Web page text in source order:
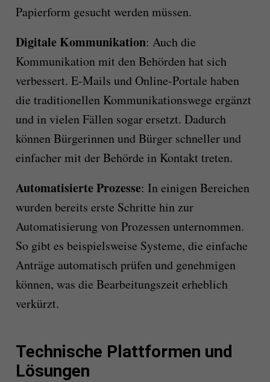
Papierform gesucht werden müssen.
Digitale Kommunikation: Auch die
Kommunikation mit den Behörden hat sich
verbessert. E-Mails und Online-Portale haben
die traditionellen Kommunikationswege ergänzt
und in vielen Fällen sogar ersetzt. Dadurch
können Bürgerinnen und Bürger schneller und
einfacher mit der Behörde in Kontakt treten.
Automatisierte Prozesse: In einigen Bereichen
wurden bereits erste Schritte hin zur
Automatisierung von Prozessen unternommen.
So gibt es beispielsweise Systeme, die einfache
Anträge automatisch prüfen und genehmigen
können, was die Bearbeitungszeit erheblich
verkürzt.
Technische Plattformen und
Lösungen